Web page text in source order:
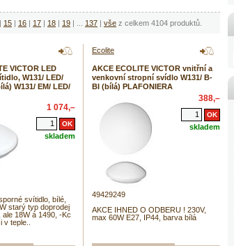
| 15 | 16 | 17 | 18 | 19 | 137 | vše z celkem 4104 produktů.
VICTOR LED
W131/ LED/
W131/ EM/ LED/
1 074,–
skladem
svítidlo, bílé,
starý typ doprodej
ale 18W á 1490, -Kc
v teple..
Ecolite
AKCE ECOLITE VICTOR vnitřní a
venkovní stropní svídlo W131/ B-
BI (bílá) PLAFONIERA
388,–
skladem
49429249
AKCE IHNED O ODBERU ! 230V,
max 60W E27, IP44, barva bílá